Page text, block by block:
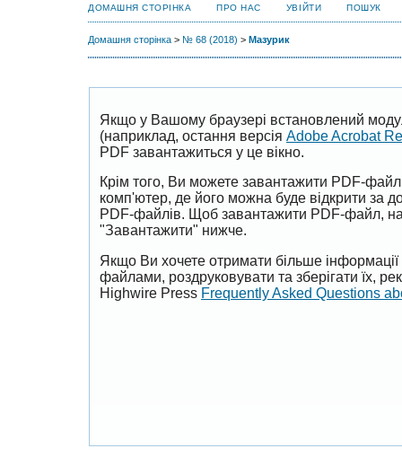
ДОМАШНЯ СТОРІНКА ПРО НАС УВІЙТИ ПОШУК
Домашня сторінка > № 68 (2018) > Мазурик
Якщо у Вашому браузері встановлений
(наприклад, остання версія Adobe Acrobat
PDF завантажиться у це вікно.
Крім того, Ви можете завантажити PDF-
комп'ютер, де його можна буде відкрити за
PDF-файлів. Щоб завантажити PDF-файл,
"Завантажити" нижче.
Якщо Ви хочете отримати більше
файлами, роздруковувати та зберігати їх,
Highwire Press Frequently Asked Questions